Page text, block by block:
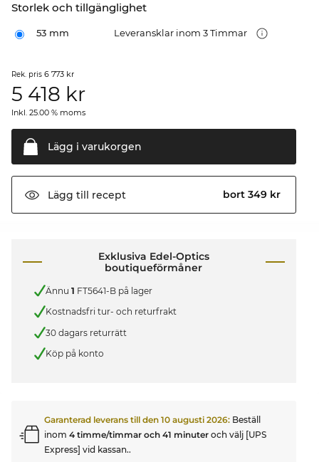
Storlek och tillgänglighet
53 mm Leveransklar inom 3 Timmar
Rek. pris 6 773 kr
5 418 kr
Inkl. 25.00 % moms
Lägg i varukorgen
Lägg till recept bort 349 kr
Exklusiva Edel-Optics
boutiqueförmåner
Ännu 1 FT5641-B på lager
Kostnadsfri tur- och returfrakt
30 dagars returrätt
Köp på konto
Garanterad leverans till den 10 augusti 2026: Beställ
inom 4 timme/timmar och 41 minuter och välj [UPS
Express] vid kassan..